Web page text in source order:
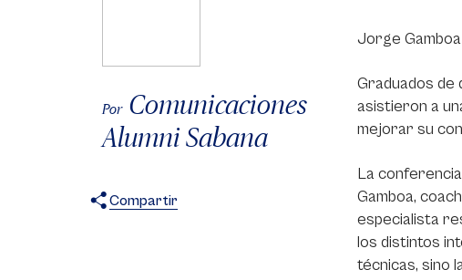
Por Comunicaciones
Alumni Sabana
Compartir
Jorge
Graduados de
asistieron a
mejorar su
La
Gamboa,
especialista
los distintos
técnicas, sino